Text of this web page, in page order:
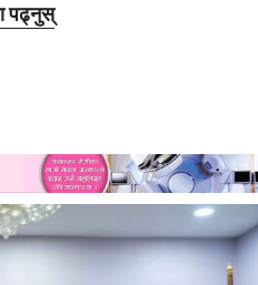
पढ्नुस्